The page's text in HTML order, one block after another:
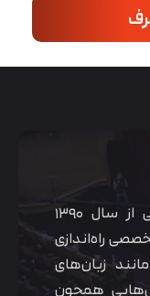
موسسه‌ی آموزشی همیار آکادمی از سال ۱۳۹۰
راه‌اندازی
زبان‌های
همچون